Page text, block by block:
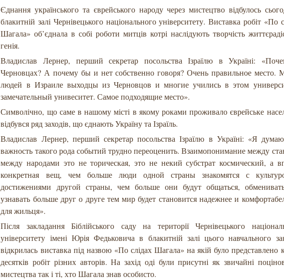
Єднання українського та єврейського народу через мистецтво відбулось
блакитній залі Чернівецького національного університету. Виставка робіт «По
Шагала» об’єднала в собі роботи митців котрі наслідують творчість
генія.
Владислав Лернер, перший секретар посольства Ізраїлю в Україні:
Черновцах? А почему бы и нет собственно говоря? Очень правильное место.
людей в Израиле выходцы из Черновцов и многие учились в этом
замечательный унивеситет. Самое подходящие место».
Символічно, що саме в нашому місті в якому роками проживало єврейське
відбувся ряд заходів, що єднають Україну та Ізраїль.
Владислав Лернер, перший секретар посольства Ізраїлю в Україні: «Я
важность такого рода событий трудно переоценить. Взаимопонимание между
между народами это не торическая, это не некий субстрат космический, а
конкретная вещ, чем больше люди одной страны знакомятся с
достижениями другой страны, чем больше они будут общаться,
узнавать больше друг о друге тем мир будет становится надежнее и
для жильця».
Після закладання Біблійського саду на території Чернівецького
університету імені Юрія Федьковича в блакитній залі цього навчального
відкрилась виставка під назвою «По слідах Шагала» на якій було представлено
десятків робіт різних авторів. На захід оді були присутні як звичайні
мистецтва так і ті, хто Шагала знав особисто.